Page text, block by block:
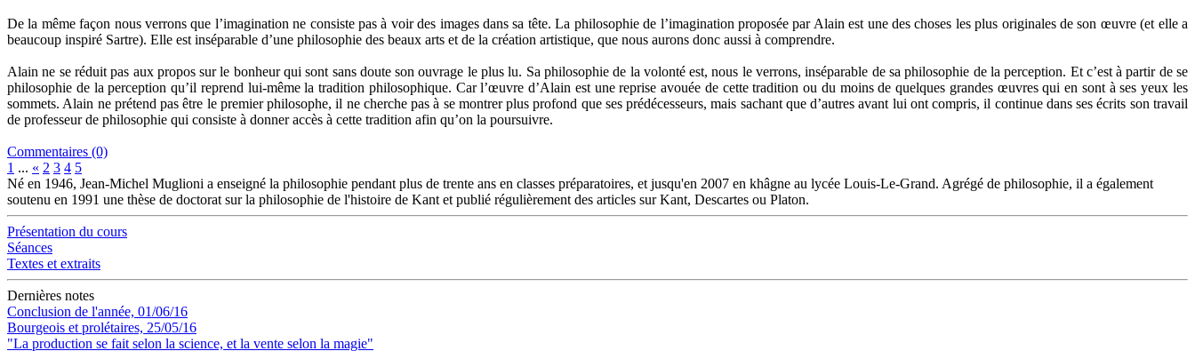
De la même façon nous verrons que l’imagination ne consiste pas à voir des images dans sa tête. La philosophie de l’imagination proposée par Alain est une des choses les plus originales de son œuvre (et elle a
beaucoup inspiré Sartre). Elle est inséparable d’une philosophie des beaux arts et de la création artistique, que nous aurons donc aussi à comprendre.
Alain ne se réduit pas aux propos sur le bonheur qui sont sans doute son ouvrage le plus lu. Sa philosophie de la volonté est, nous le verrons, inséparable de sa philosophie de la perception. Et c’est à partir de se
philosophie de la perception qu’il reprend lui-même la tradition philosophique. Car l’œuvre d’Alain est une reprise avouée de cette tradition ou du moins de quelques grandes œuvres qui en sont à ses yeux les
sommets. Alain ne prétend pas être le premier philosophe, il ne cherche pas à se montrer plus profond que ses prédécesseurs, mais sachant que d’autres avant lui ont compris, il continue dans ses écrits son travail
de professeur de philosophie qui consiste à donner accès à cette tradition afin qu’on la poursuivre.
Commentaires (0)
1 ... « 2 3 4 5
Né en 1946, Jean-Michel Muglioni a enseigné la philosophie pendant plus de trente ans en classes préparatoires, et jusqu'en 2007 en khâgne au lycée Louis-Le-Grand. Agrégé de philosophie, il a également
soutenu en 1991 une thèse de doctorat sur la philosophie de l'histoire de Kant et publié régulièrement des articles sur Kant, Descartes ou Platon.
Présentation du cours
Séances
Textes et extraits
Dernières notes
Conclusion de l'année, 01/06/16
Bourgeois et prolétaires, 25/05/16
"La production se fait selon la science, et la vente selon la magie"